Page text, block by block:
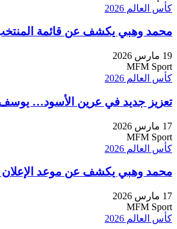
كأس العالم 2026
محمد وهبي يكشف عن قائمة المنتخب
19 مارس 2026
MFM Sport
كأس العالم 2026
تعزيز جديد في عرين الأسود…
17 مارس 2026
MFM Sport
كأس العالم 2026
محمد وهبي يكشف عن موعد الإعلان عن
17 مارس 2026
MFM Sport
كأس العالم 2026